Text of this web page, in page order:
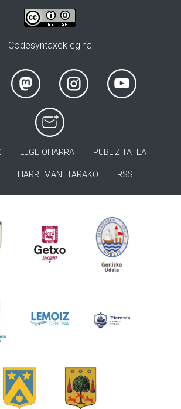
Codesyntaxek egina
LEGE OHARRA PUBLIZITATEA
HARREMANETARAKO RSS